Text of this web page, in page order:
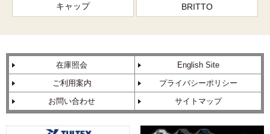
キャップ BRITTO
在庫照会
English Site
ご利用案内
プライバシーポリシー
お問い合わせ
サイトマップ